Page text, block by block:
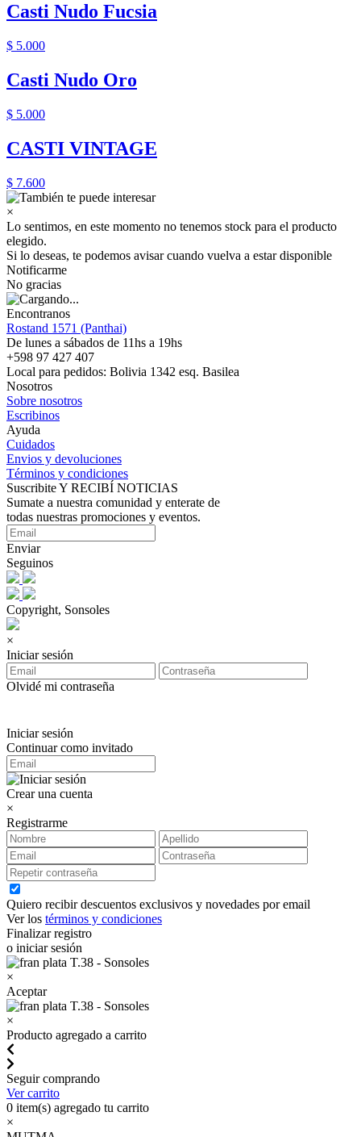
Casti Nudo Fucsia
$ 5.000
Casti Nudo Oro
$ 5.000
CASTI VINTAGE
$ 7.600
×
Lo sentimos, en este momento no tenemos stock para el producto
elegido.
Si lo deseas, te podemos avisar cuando vuelva a estar disponible
Notificarme
No gracias
Encontranos
Rostand 1571 (Panthai)
De lunes a sábados de 11hs a 19hs
+598 97 427 407
Local para pedidos: Bolivia 1342 esq. Basilea
Nosotros
Sobre nosotros
Escribinos
Ayuda
Cuidados
Envios y devoluciones
Términos y condiciones
Suscribite Y RECIBÍ NOTICIAS
Sumate a nuestra comunidad y enterate de
todas nuestras promociones y eventos.
Enviar
Seguinos
Copyright, Sonsoles
×
Iniciar sesión
Olvidé mi contraseña
Iniciar sesión
Continuar como invitado
Crear una cuenta
×
Registrarme
Quiero recibir descuentos exclusivos y novedades por email
Ver los términos y condiciones
Finalizar registro
o iniciar sesión
×
Aceptar
×
Producto agregado a carrito
Seguir comprando
Ver carrito
0 item(s) agregado tu carrito
×